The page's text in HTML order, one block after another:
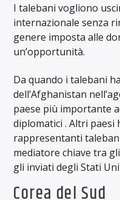
I talebani vogliono
internazionale senza
genere imposta alle
un’opportunità.
Da quando i talebani
dell’Afghanistan
paese più importante
diplomatici . Altri paesi
rappresentanti
mediatore chiave tra
gli inviati degli Stati
Corea del Sud